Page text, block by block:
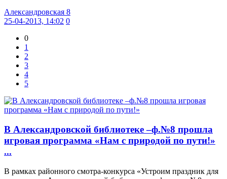
Александровская 8
25-04-2013, 14:02 0
0
1
2
3
4
5
В Александровской библиотеке –ф.№8 прошла
игровая программа «Нам с природой по пути!»
...
В рамках районного смотра-конкурса «Устроим праздник для